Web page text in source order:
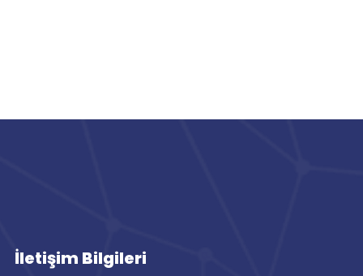
İletişim Bilgileri